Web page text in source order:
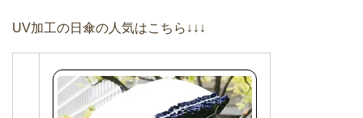
UV加工の日傘の人気はこちら↓↓↓